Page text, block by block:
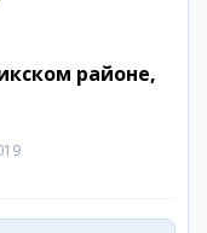
районе,